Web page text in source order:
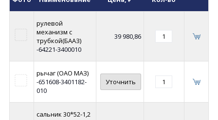
рулевой
механизм с
трубкой(БААЗ)
-64221-3400010
39 980,86
рычаг (ОАО МАЗ)
-651608-3401182-
010
Уточнить
сальник 30*52-1,2